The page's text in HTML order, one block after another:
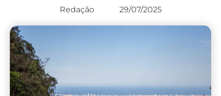
Redação 29/07/2025